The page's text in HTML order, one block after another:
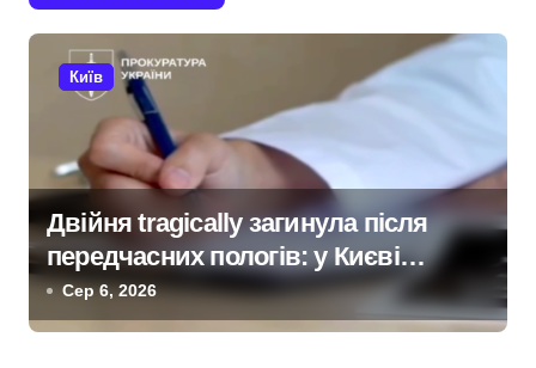
ц
а
п
и
Київ
Двійня tragically загинула після
передчасних пологів: у Києві
розкрили незаконну схему
сурогатного материнства для
Сер 6, 2026